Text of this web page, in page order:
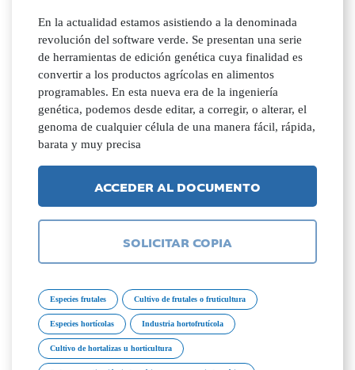
En la actualidad estamos asistiendo a la denominada
revolución del software verde. Se presentan una serie
de herramientas de edición genética cuya finalidad es
convertir a los productos agrícolas en alimentos
programables. En esta nueva era de la ingeniería
genética, podemos desde editar, a corregir, o alterar, el
genoma de cualquier célula de una manera fácil, rápida,
barata y muy precisa
ACCEDER AL DOCUMENTO
SOLICITAR COPIA
Especies frutales Cultivo de frutales o fruticultura
Especies hortícolas Industria hortofrutícola
Cultivo de hortalizas u horticultura